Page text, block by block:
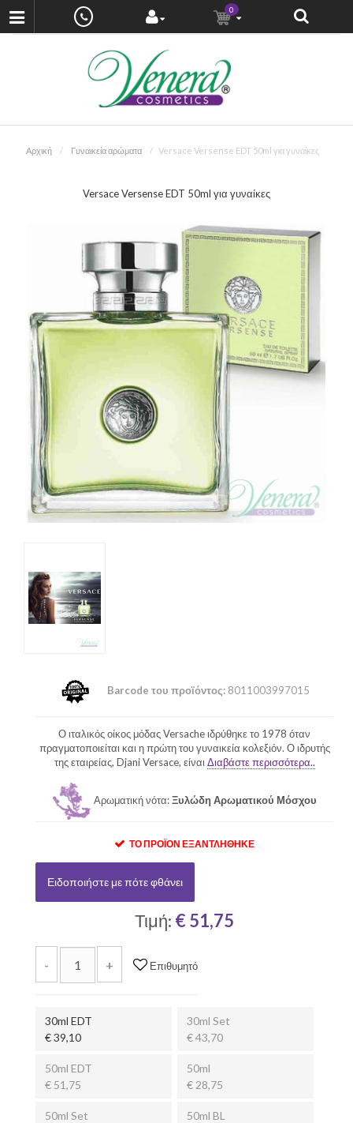
0
Αρχική Γυναικεία αρώματα Versace Versense EDT 50ml για γυναίκες
Versace Versense EDT 50ml για γυναίκες
Barcode του προϊόντος:8011003997015
Ο ιταλικός οίκος μόδας Versache ιδρύθηκε το 1978 όταν
πραγματοποιείται και η πρώτη του γυναικεία κολεξιόν. Ο ιδρυτής
της εταιρείας, Djani Versace, είναι Διαβάστε περισσότερα..
Αρωματική νότα:Ξυλώδη Αρωματικού Μόσχου
ΤΟ ΠΡΟΪΌΝ ΕΞΑΝΤΛΉΘΗΚΕ
Ειδοποιήστε με πότε φθάνει
Τιμή: € 51,75
- + Επιθυμητό
30ml EDT
€ 39,10
30ml Set
€ 43,70
50ml EDT
€ 51,75
50ml
€ 28,75
50ml Set
50ml BL